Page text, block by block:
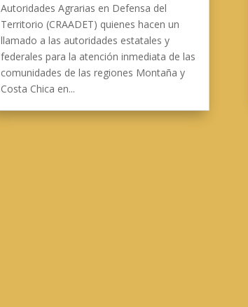
Autoridades Agrarias en Defensa del
Territorio (CRAADET) quienes hacen un
llamado a las autoridades estatales y
federales para la atención inmediata de las
comunidades de las regiones Montaña y
Costa Chica en...